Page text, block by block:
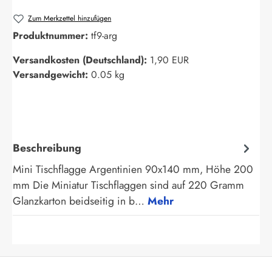
Zum Merkzettel hinzufügen
Produktnummer: tf9-arg
Versandkosten (Deutschland): 1,90 EUR
Versandgewicht: 0.05 kg
Beschreibung
Mini Tischflagge Argentinien 90x140 mm, Höhe 200
mm Die Miniatur Tischflaggen sind auf 220 Gramm
Glanzkarton beidseitig in b… Mehr